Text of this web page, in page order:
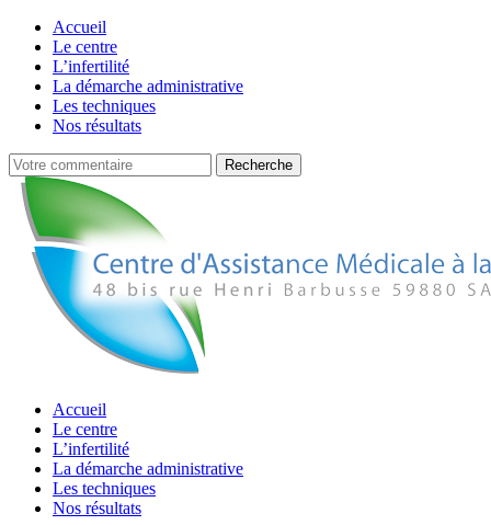
Accueil
Le centre
L’infertilité
La démarche administrative
Les techniques
Nos résultats
Accueil
Le centre
L’infertilité
La démarche administrative
Les techniques
Nos résultats